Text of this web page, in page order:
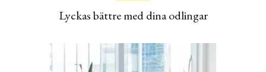
Lyckas bättre med dina odlingar